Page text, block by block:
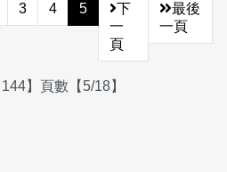
3 4 5
下
一
頁
最後
一頁
】頁數【5/18】